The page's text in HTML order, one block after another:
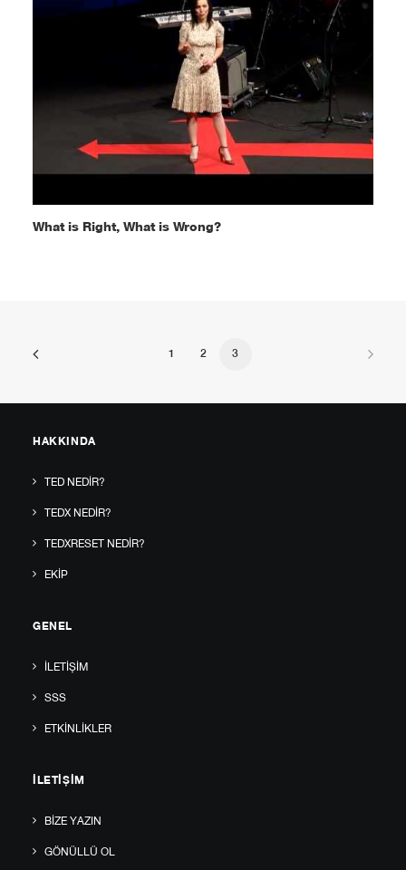
What is Right, What is Wrong?
1 2 3
HAKKINDA
TED NEDIR?
TEDX NEDIR?
TEDXRESET NEDIR?
EKIP
GENEL
İLETIŞIM
SSS
ETKINLIKLER
İLETIŞIM
BIZE YAZIN
GÖNÜLLÜ OL